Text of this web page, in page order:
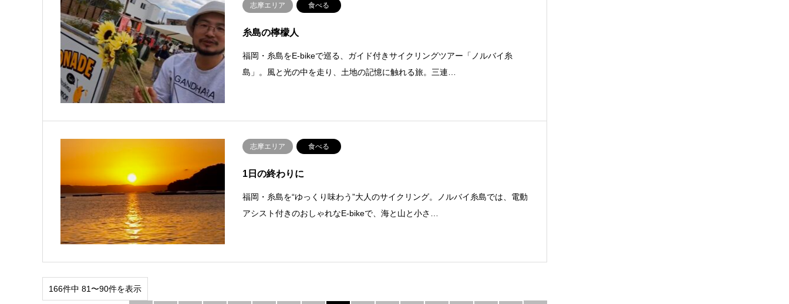
志摩エリア 食べる
糸島の檸檬人
福岡・糸島をE-bikeで巡る、ガイド付きサイクリングツアー「ノルバイ糸
島」。風と光の中を走り、土地の記憶に触れる旅。三連…
志摩エリア 食べる
1日の終わりに
福岡・糸島を“ゆっくり味わう”大人のサイクリング。ノルバイ糸島では、電動
アシスト付きのおしゃれなE-bikeで、海と山と小さ…
166件中 81〜90件を表示